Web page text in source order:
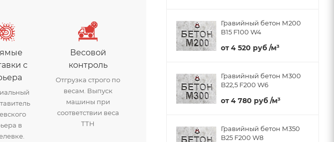
с
в
Весовой
контроль
Отгрузка строго по
весам. Выпуск
машины при
соответствии веса
ТТН
Гравийный бетон М200
B15 F100 W4
от4 520 руб /м³
Гравийный бетон М300
B22,5 F200 W6
от4 780 руб /м³
Гравийный бетон М350
B25 F200 W8